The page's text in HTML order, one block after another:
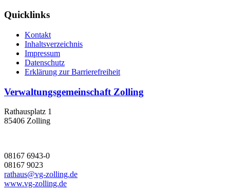
Quicklinks
Kontakt
Inhaltsverzeichnis
Impressum
Datenschutz
Erklärung zur Barrierefreiheit
Verwaltungsgemeinschaft Zolling
Rathausplatz 1
85406 Zolling
08167 6943-0
08167 9023
rathaus@vg-zolling.de
www.vg-zolling.de